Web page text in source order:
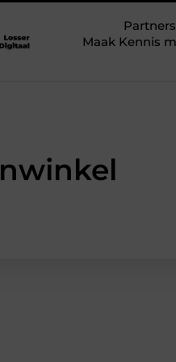
Partners
Maak Kennis